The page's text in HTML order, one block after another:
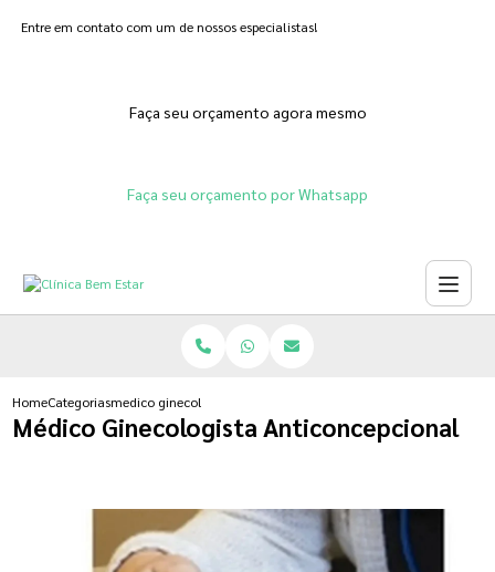
Entre em contato com um de nossos especialistas!
Faça seu orçamento agora mesmo
Faça seu orçamento por Whatsapp
HomeCategoriasmedico ginecologista anticoncepcional
Médico Ginecologista Anticoncepcional